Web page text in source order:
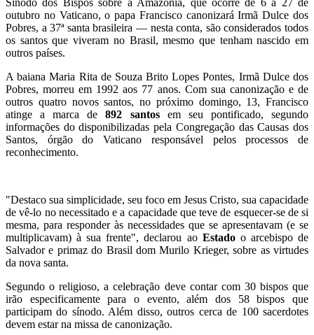
Sínodo dos Bispos sobre a Amazônia, que ocorre de 6 a 27 de
outubro no Vaticano, o papa Francisco canonizará Irmã Dulce dos
Pobres, a 37ª santa brasileira — nesta conta, são considerados todos
os santos que viveram no Brasil, mesmo que tenham nascido em
outros países.
A baiana Maria Rita de Souza Brito Lopes Pontes, Irmã Dulce dos
Pobres, morreu em 1992 aos 77 anos. Com sua canonização e de
outros quatro novos santos, no próximo domingo, 13, Francisco
atinge a marca de892 santosem seu pontificado, segundo
informações do disponibilizadas pela Congregação das Causas dos
Santos, órgão do Vaticano responsável pelos processos de
reconhecimento.
"Destaco sua simplicidade, seu foco em Jesus Cristo, sua capacidade
de vê-lo no necessitado e a capacidade que teve de esquecer-se de si
mesma, para responder às necessidades que se apresentavam (e se
multiplicavam) à sua frente", declarou ao Estadoo arcebispo de
Salvador e primaz do Brasil dom Murilo Krieger, sobre as virtudes
da nova santa.
Segundo o religioso, a celebração deve contar com 30 bispos que
irão especificamente para o evento, além dos 58 bispos que
participam do sínodo. Além disso, outros cerca de 100 sacerdotes
devem estar na missa de canonização.